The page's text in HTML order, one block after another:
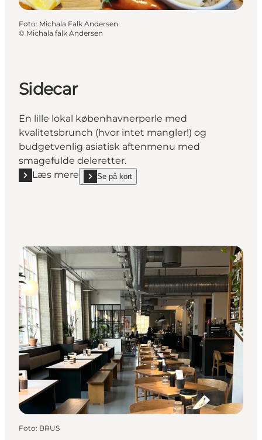
Foto: Michala Falk Andersen
© Michala falk Andersen
Sidecar
En lille lokal københavnerperle med
kvalitetsbrunch (hvor intet mangler!) og
budgetvenlig asiatisk aftenmenu med
smagefulde deleretter.
Læs mere
Læs mere "Sidecar"Se på kort
show Sidecar on_map
Foto: BRUS